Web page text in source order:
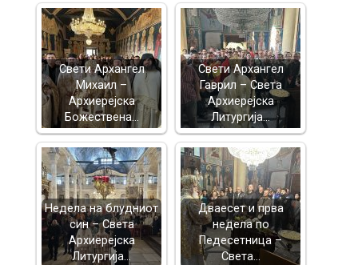
Свети Архангел
Михаил –
Архиерејска
Божествена…
Свети Архангел
Гаврил – Света
Архиерејска
Литургија…
Недела на блудниот
син – Света
Архиерејска
Литургија…
Дваесет и прва
недела по
Педесетница –
Света…